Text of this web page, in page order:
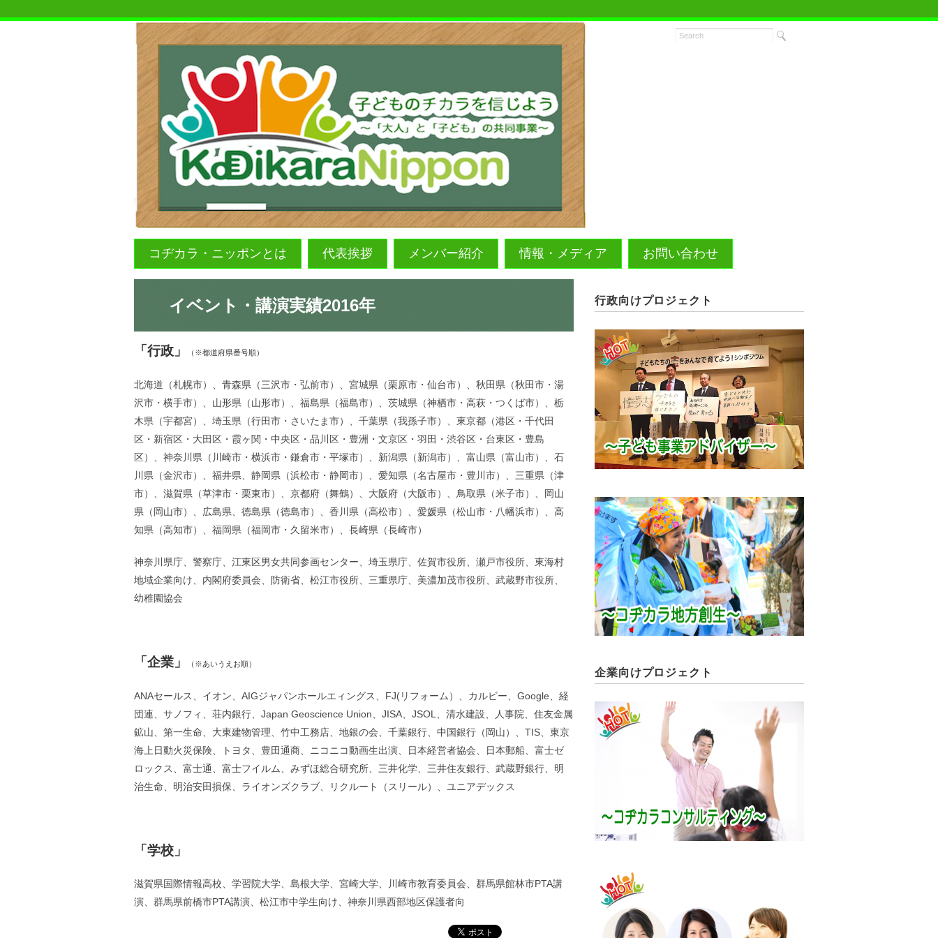
コヂカラ・ニッポンとは 代表挨拶 メンバー紹介 情報・メディア お問い合わせ
イベント・講演実績2016年
「行政」 （※都道府県番号順）
北海道（札幌市）、青森県（三沢市・弘前市）、宮城県（栗原市・仙台市）、秋田県（秋田市・湯
沢市・横手市）、山形県（山形市）、福島県（福島市）、茨城県（神栖市・高萩・つくば市）、栃
木県（宇都宮）、埼玉県（行田市・さいたま市）、千葉県（我孫子市）、東京都（港区・千代田
区・新宿区・大田区・霞ヶ関・中央区・品川区・豊洲・文京区・羽田・渋谷区・台東区・豊島
区）、神奈川県（川崎市・横浜市・鎌倉市・平塚市）、新潟県（新潟市）、富山県（富山市）、石
川県（金沢市）、福井県、静岡県（浜松市・静岡市）、愛知県（名古屋市・豊川市）、三重県（津
市）、滋賀県（草津市・栗東市）、京都府（舞鶴）、大阪府（大阪市）、鳥取県（米子市）、岡山
県（岡山市）、広島県、徳島県（徳島市）、香川県（高松市）、愛媛県（松山市・八幡浜市）、高
知県（高知市）、福岡県（福岡市・久留米市）、長崎県（長崎市）
神奈川県庁、警察庁、江東区男女共同参画センター、埼玉県庁、佐賀市役所、瀬戸市役所、東海村
地域企業向け、内閣府委員会、防衛省、松江市役所、三重県庁、美濃加茂市役所、武蔵野市役所、
幼稚園協会
「企業」 （※あいうえお順）
ANAセールス、イオン、AIGジャパンホールエィングス、FJ(リフォーム）、カルビー、Google、経
団連、サノフィ、荘内銀行、Japan Geoscience Union、JISA、JSOL、清水建設、人事院、住友金属
鉱山、第一生命、大東建物管理、竹中工務店、地銀の会、千葉銀行、中国銀行（岡山）、TIS、東京
海上日動火災保険、トヨタ、豊田通商、ニコニコ動画生出演、日本経営者協会、日本郵船、富士ゼ
ロックス、富士通、富士フイルム、みずほ総合研究所、三井化学、三井住友銀行、武蔵野銀行、明
治生命、明治安田損保、ライオンズクラブ、リクルート（スリール）、ユニアデックス
「学校」
滋賀県国際情報高校、学習院大学、島根大学、宮崎大学、川崎市教育委員会、群馬県館林市PTA講
演、群馬県前橋市PTA講演、松江市中学生向け、神奈川県西部地区保護者向
行政向けプロジェクト
企業向けプロジェクト